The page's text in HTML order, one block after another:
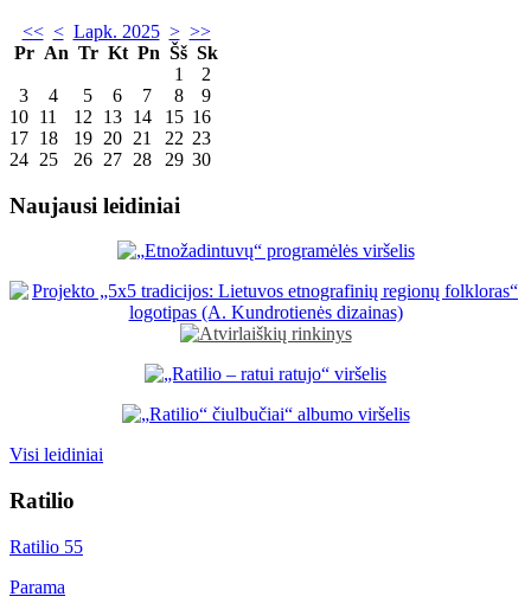
<< < Lapk. 2025 > >>
Pr An Tr Kt Pn Šš Sk
1
2
3
4 5 6 7 8
9
10 11 12 13 14 15 16
17 18 19 20 21 22 23
24 25 26 27 28 29 30
Naujausi leidiniai
Visi leidiniai
Ratilio
Ratilio 55
Parama